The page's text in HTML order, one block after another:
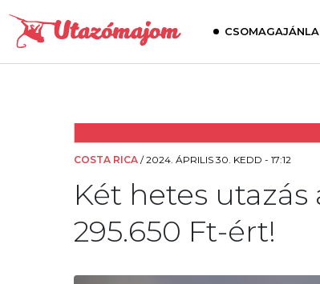
COSTA RICA /2024. ÁPRILIS 30. KEDD - 17:12
Két hetes utazás
295.650 Ft-ért!